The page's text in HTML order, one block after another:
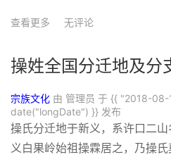
查看更多 无评论
操姓全国分迁地及分
宗族文化 由 管理员 于 {{ "2018-08-
date("longDate") }} 发布
操氏分迁地于新义，系许口二
义白果岭始祖操霖居之，乃操